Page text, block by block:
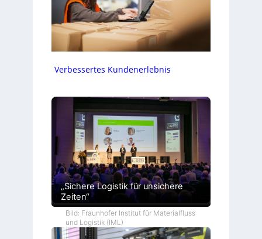
Verbessertes Kundenerlebnis
„Sichere Logistik für unsichere
Zeiten“
Bild: Fraunhofer Institut für Materialfluss
und Logistik (IML)